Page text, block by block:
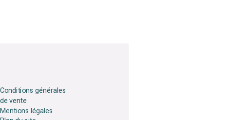
Conditions générales
de vente
Mentions légales